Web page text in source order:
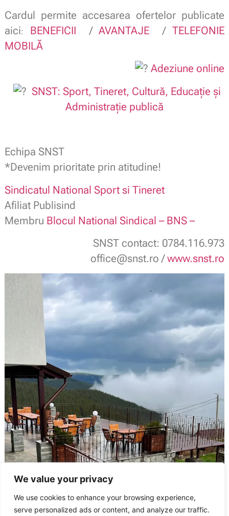
We value your privacy
We use cookies to enhance your browsing experience,
serve personalized ads or content, and analyze our traffic.
Cardul permite accesarea ofertelor publicate
aici: BENEFICII /AVANTAJE /TELEFONIE
MOBILĂ
Adeziune online
SNST: Sport, Tineret, Cultură, Educație și
Administrație publică
Echipa SNST
*Devenim prioritate prin atitudine!
Sindicatul National Sport si Tineret
Afiliat Publisind
Membru Blocul National Sindical – BNS –
SNST contact: 0784.116.973
office@snst.ro /www.snst.ro